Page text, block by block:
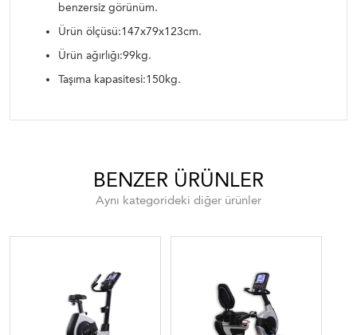
benzersiz görünüm.
Ürün ölçüsü:147x79x123cm.
Ürün ağırlığı:99kg.
Taşıma kapasitesi:150kg.
BENZER ÜRÜNLER
Aynı kategorideki diğer ürünler